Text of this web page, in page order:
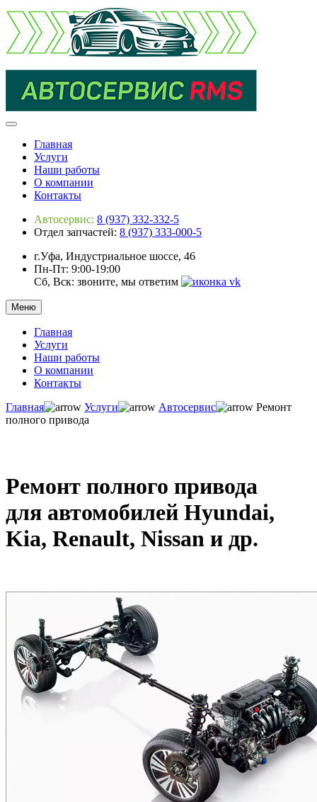
Главная
Услуги
Наши работы
О компании
Контакты
Автосервис: 8 (937) 332-332-5
Отдел запчастей: 8 (937) 333-000-5
г.Уфа, Индустриальное шоссе, 46
Пн-Пт: 9:00-19:00
Сб, Вск: звоните, мы ответим
Меню
Главная
Услуги
Наши работы
О компании
Контакты
Главная
Услуги Автосервис
Ремонт
полного привода
Ремонт полного привода
для автомобилей Hyundai,
Kia, Renault, Nissan и др.